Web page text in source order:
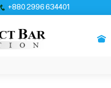
+880 2996 634401